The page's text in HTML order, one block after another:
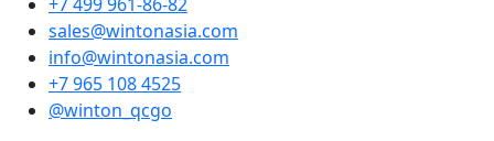
sales@wintonasia.com
info@wintonasia.com
+7 965 108 4525
@winton_qcgo